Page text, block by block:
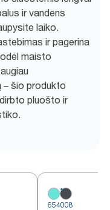
ir vandens
laiko.
ir pagerina
maisto
– šio produkto
pluošto ir
654008